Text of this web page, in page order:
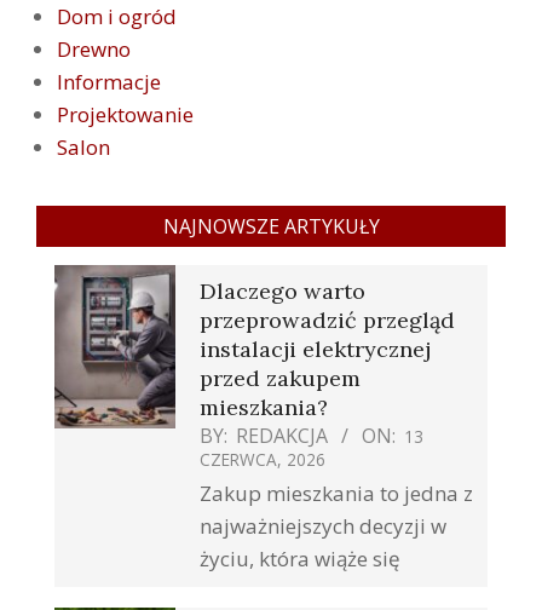
Dom i ogród
Drewno
Informacje
Projektowanie
Salon
NAJNOWSZE ARTYKUŁY
Dlaczego warto
przeprowadzić przegląd
instalacji elektrycznej
przed zakupem
mieszkania?
BY: REDAKCJA ON: 13
CZERWCA, 2026
Zakup mieszkania to jedna z
najważniejszych decyzji w
życiu, która wiąże się